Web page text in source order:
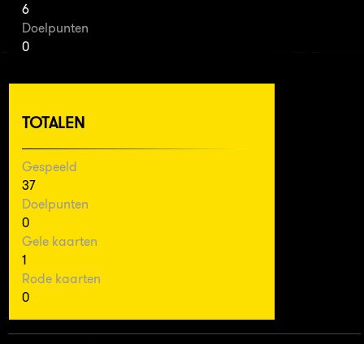
6
Doelpunten
0
TOTALEN
Gespeeld
37
Doelpunten
0
Gele kaarten
1
Rode kaarten
0